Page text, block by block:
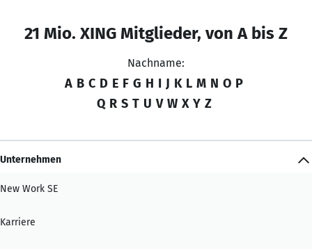
21 Mio. XING Mitglieder, von A bis Z
Nachname:
A B C D E F G H I J K L M N O P
Q R S T U V W X Y Z
Unternehmen
New Work SE
Karriere